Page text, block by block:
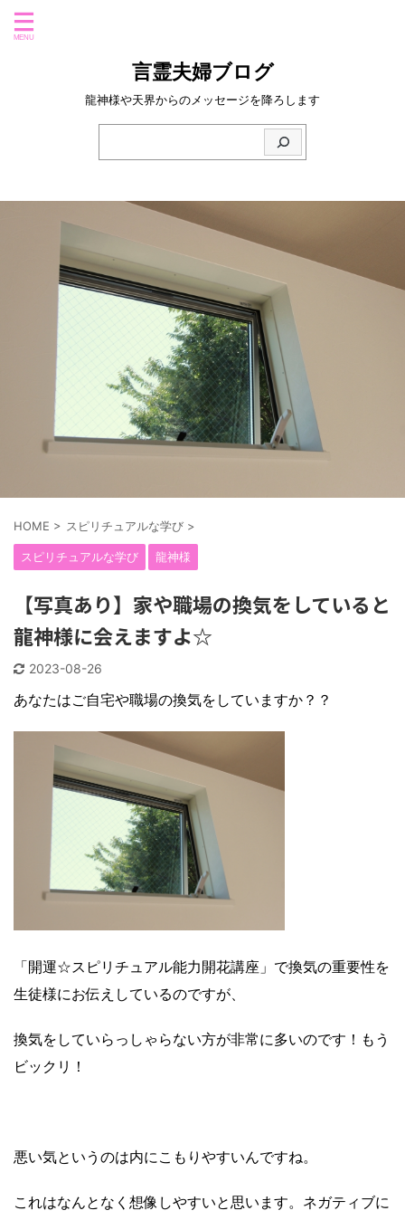
言霊夫婦ブログ
龍神様や天界からのメッセージを降ろします
HOME > スピリチュアルな学び >
スピリチュアルな学び 龍神様
【写真あり】家や職場の換気をしていると
龍神様に会えますよ☆
2023-08-26
あなたはご自宅や職場の換気をしていますか？？
「開運☆スピリチュアル能力開花講座」で換気の重要性を
生徒様にお伝えしているのですが、
換気をしていらっしゃらない方が非常に多いのです！もう
ビックリ！
悪い気というのは内にこもりやすいんですね。
これはなんとなく想像しやすいと思います。ネガティブに